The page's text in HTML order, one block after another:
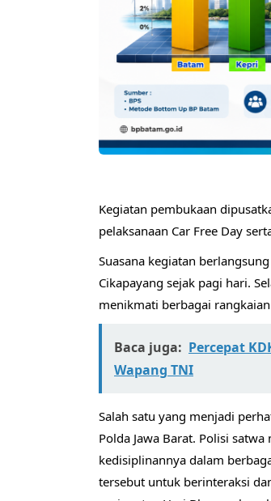
Kegiatan pembukaan
pelaksanaan Car Free Day
Suasana kegiatan
Cikapayang sejak pagi hari.
menikmati berbagai
Baca juga: Percepat
Wapang TNI
Salah satu yang menjadi
Polda Jawa Barat. Polisi
kedisiplinannya dalam
tersebut untuk berinteraksi